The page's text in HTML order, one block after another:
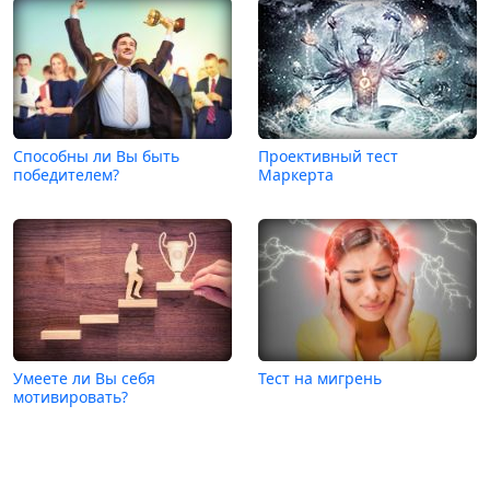
Способны ли Вы быть
победителем?
Проективный тест
Маркерта
Умеете ли Вы себя
мотивировать?
Тест на мигрень